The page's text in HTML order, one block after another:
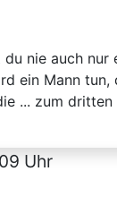
nie auch nur
ein Mann
... zum
Uhr